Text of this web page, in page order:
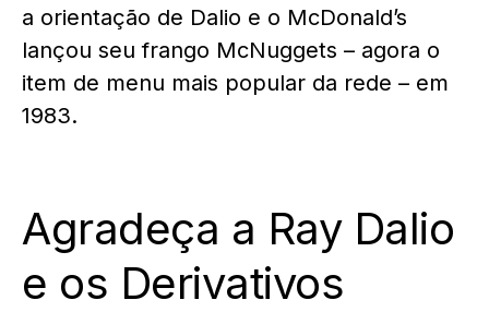
a orientação de Dalio e o McDonald’s
lançou seu frango McNuggets – agora o
item de menu mais popular da rede – em
1983.
Agradeça a Ray Dalio
e os Derivativos